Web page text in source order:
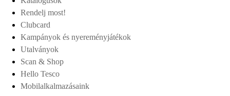
Rendelj most!
Clubcard
Kampányok és nyereményjátékok
Utalványok
Scan & Shop
Hello Tesco
Mobilalkalmazásaink